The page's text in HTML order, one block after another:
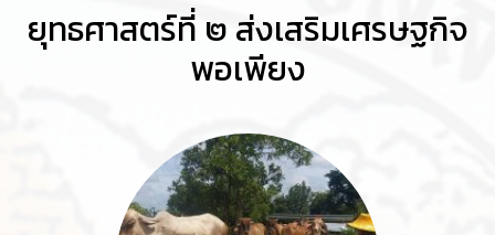
ยุทธศาสตร์ที่ ๒ ส่งเสริมเศรษฐกิจ
พอเพียง